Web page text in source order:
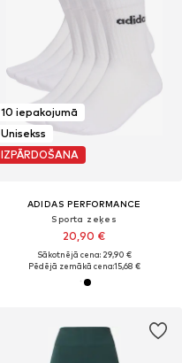
10 iepakojumā
Unisekss
IZPĀRDOŠANA
ADIDAS PERFORMANCE
Sporta zeķes
20,90 €
Sākotnējā cena: 29,90 €
Pēdējā zemākā cena:15,68 €